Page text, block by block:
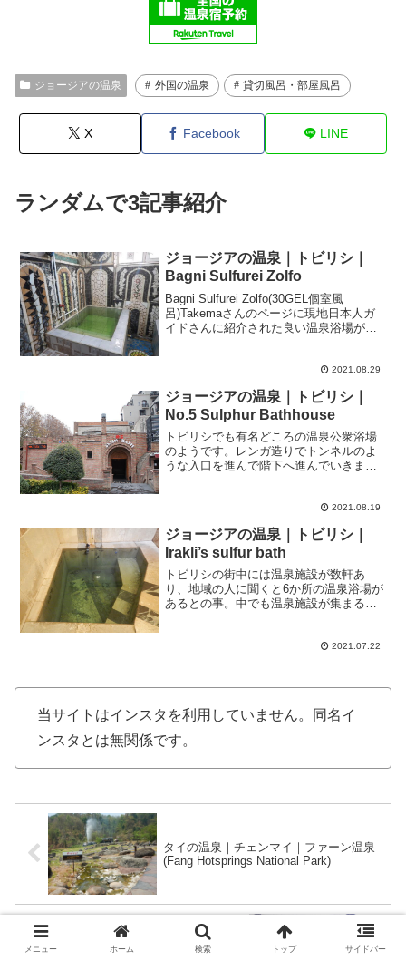
ジョージアの温泉 外国の温泉 貸切風呂・部屋風呂
X Facebook LINE
ランダムで3記事紹介
ジョージアの温泉｜トビリシ｜
Bagni Sulfurei Zolfo
Bagni Sulfurei Zolfo(30GEL個室風
呂)Takemaさんのページに現地日本人ガ
イドさんに紹介された良い温泉浴場があ
2021.08.29
ジョージアの温泉｜トビリシ｜
No.5 Sulphur Bathhouse
トビリシでも有名どころの温泉公衆浴場
のようです。レンガ造りでトンネルのよ
うな入口を進んで階下へ進んでいきま
チケットを受け取ります。パブリックバ
ス以外にも家族湯もある...
2021.08.19
ジョージアの温泉｜トビリシ｜
Irakli’s sulfur bath
トビリシの街中には温泉施設が数軒あ
り、地域の人に聞くと6か所の温泉浴場が
あるとの事。中でも温泉施設が集まる
「OPEN」という電光掲示板を発見して
2021.07.22
当サイトはインスタを利用していません。同名イ
ンスタとは無関係です。
タイの温泉｜チェンマイ｜ファーン温泉
(Fang Hotsprings National Park)
タイの温泉｜トラン｜カンタン温泉
(Kantang Hot Spring Forest Park
メニュー ホーム 検索 トップ サイドバー